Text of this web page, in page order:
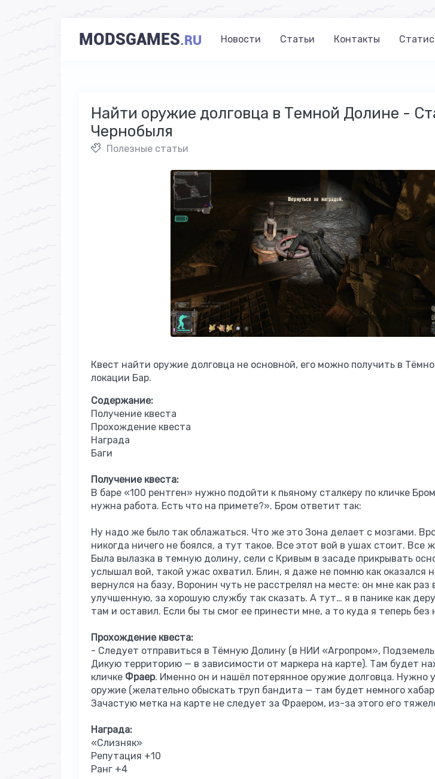
MODSGAMES.RU Новости Статьи Контакты
Найти оружие долговца в Темной Долине -
Чернобыля
Полезные статьи
Квест найти оружие долговца не основной, его можно получить в
локации Бар.
Содержание:
Получение квеста
Прохождение квеста
Награда
Баги
Получение квеста:
В баре «100 рентген» нужно подойти к пьяному сталкеру по кличке
нужна работа. Есть что на примете?». Бром ответит так:
Ну надо же было так облажаться. Что же это Зона делает с мозгами.
никогда ничего не боялся, а тут такое. Все этот вой в ушах стоит. Все
Была вылазка в темную долину, сели с Кривым в засаде прикрывать
услышал вой, такой ужас охватил. Блин, я даже не помню как оказался
вернулся на базу, Воронин чуть не расстрелял на месте: он мне как раз
улучшенную, за хорошую службу так сказать. А тут… я в панике как
там и оставил. Если бы ты смог ее принести мне, а то куда я теперь без
Прохождение квеста:
- Следует отправиться в Тёмную Долину (в НИИ «Агропром»,
Дикую территорию — в зависимости от маркера на карте). Там будет
кличке Фраер. Именно он и нашёл потерянное оружие долговца. Нужно
оружие (желательно обыскать труп бандита — там будет немного
Зачастую метка на карте не следует за Фраером, из-за этого его
Награда:
«Слизняк»
Репутация +10
Ранг +4